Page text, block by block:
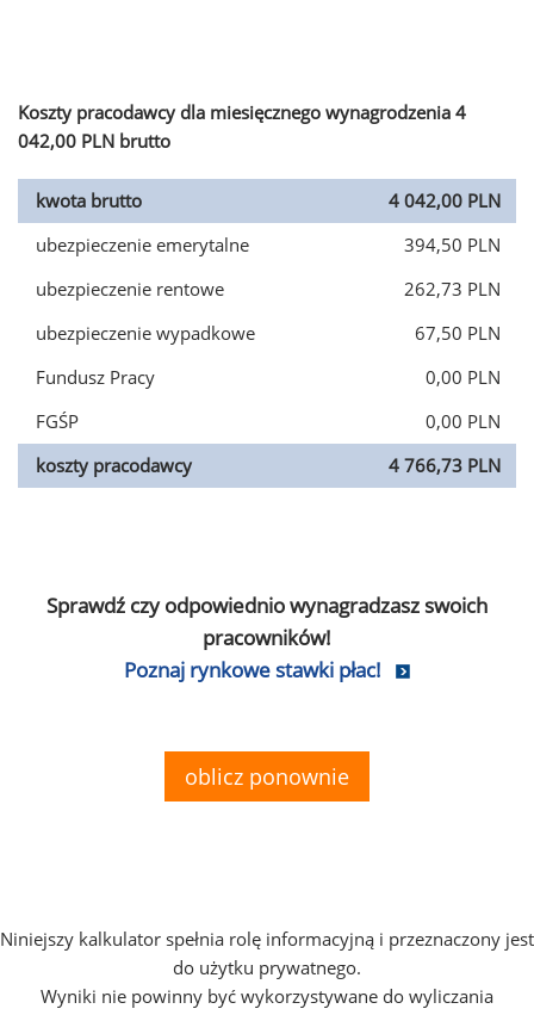
Koszty pracodawcy dla miesięcznego wynagrodzenia 4
042,00 PLN brutto
kwota brutto
4 042,00 PLN
ubezpieczenie emerytalne
394,50 PLN
ubezpieczenie rentowe
262,73 PLN
ubezpieczenie wypadkowe
67,50 PLN
Fundusz Pracy
0,00 PLN
FGŚP
0,00 PLN
koszty pracodawcy
4 766,73 PLN
Sprawdź czy odpowiednio wynagradzasz swoich
pracowników!
Poznaj rynkowe stawki płac!
oblicz ponownie
Niniejszy kalkulator spełnia rolę informacyjną i przeznaczony jest
do użytku prywatnego.
Wyniki nie powinny być wykorzystywane do wyliczania